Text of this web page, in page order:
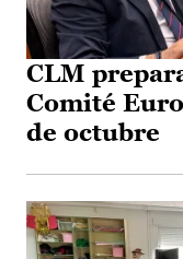
CLM
Comité
de octubre